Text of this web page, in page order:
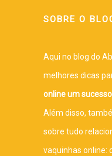
SOBRE O
Aqui no blog do
melhores dicas
online um sucesso
Além disso,
sobre tudo
vaquinhas online: